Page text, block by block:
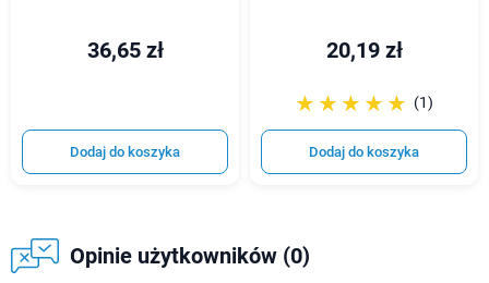
36,65 zł
Dodaj do koszyka
20,19 zł
☆☆☆☆☆
★★★★★ (1)
Dodaj do koszyka
Opinie użytkowników (0)